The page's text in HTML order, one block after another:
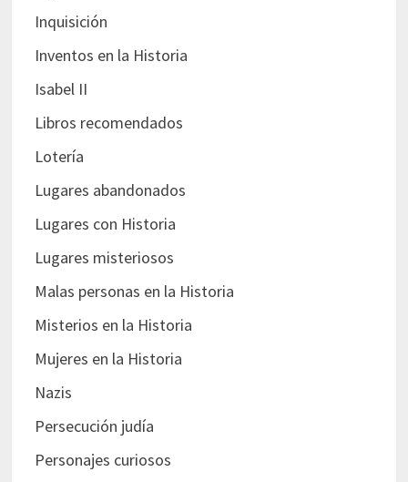
Inquisición
Inventos en la Historia
Isabel II
Libros recomendados
Lotería
Lugares abandonados
Lugares con Historia
Lugares misteriosos
Malas personas en la Historia
Misterios en la Historia
Mujeres en la Historia
Nazis
Persecución judía
Personajes curiosos